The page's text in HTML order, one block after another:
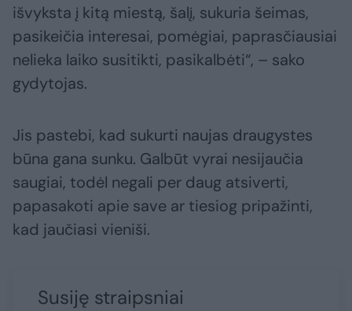
išvyksta į kitą miestą, šalį, sukuria šeimas,
pasikeičia interesai, pomėgiai, paprasčiausiai
nelieka laiko susitikti, pasikalbėti“, – sako
gydytojas.
Jis pastebi, kad sukurti naujas draugystes
būna gana sunku. Galbūt vyrai nesijaučia
saugiai, todėl negali per daug atsiverti,
papasakoti apie save ar tiesiog pripažinti,
kad jaučiasi vieniši.
Susiję straipsniai